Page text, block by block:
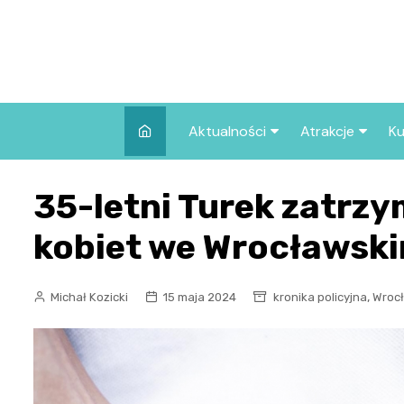
Aktualności
Wszystkie wpisy
Atrakcje
we Wrocławiu
Co warto
Wrocławiu?
35-letni Turek
kobiet we
Michał Kozicki 15 maja 2024 kronika policyjna,